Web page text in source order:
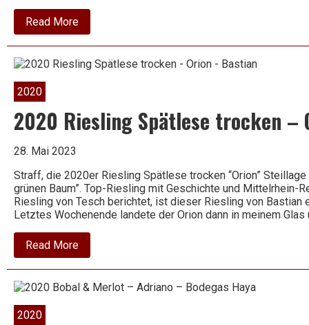
Read Moreabout
2020
Riesling
Lahntal
2020
2020 Riesling Spätlese trocken –
28. Mai 2023
Straff, die 2020er Riesling Spätlese trocken “Orion”
grünen Baum”. Top-Riesling mit Geschichte und Mittelrhein-
Riesling von Tesch berichtet, ist dieser Riesling von Bastian
Letztes Wochenende landete der Orion dann in meinem
Read Moreabout
2020
Riesling
trocken
2020